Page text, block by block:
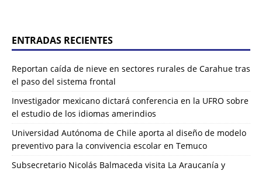
ENTRADAS RECIENTES
Reportan caída de nieve en sectores rurales de Carahue tras
el paso del sistema frontal
Investigador mexicano dictará conferencia en la UFRO sobre
el estudio de los idiomas amerindios
Universidad Autónoma de Chile aporta al diseño de modelo
preventivo para la convivencia escolar en Temuco
Subsecretario Nicolás Balmaceda visita La Araucanía y